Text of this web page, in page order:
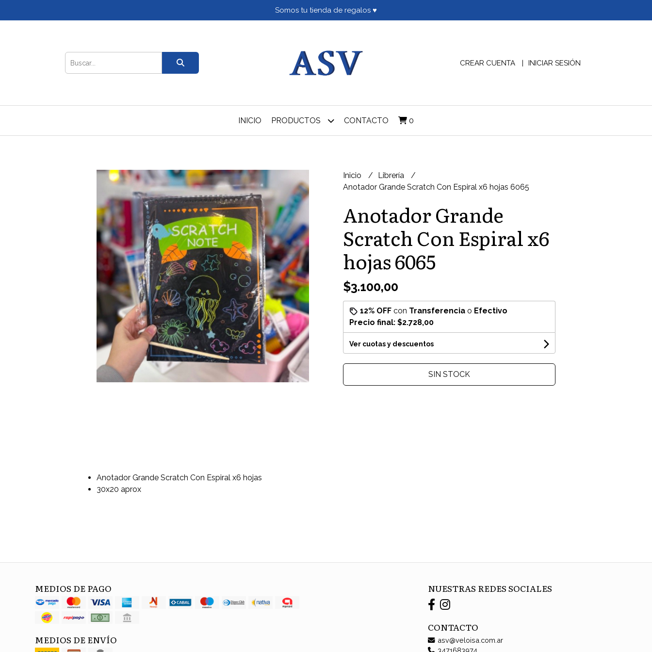
Somos tu tienda de regalos ♥
CREAR CUENTA INICIAR SESIÓN
INICIO PRODUCTOS CONTACTO 0
Anotador Grande Scratch Con Espiral x6 hojas
30x20 aprox
Inicio
Librería
Anotador Grande Scratch Con Espiral x6 hojas 6065
Anotador Grande
Scratch Con Espiral x6
hojas 6065
$3.100,00
12% OFF con Transferencia o Efectivo
Precio final: $2.728,00
Ver cuotas y descuentos
SIN STOCK
MEDIOS DE PAGO
MEDIOS DE ENVÍO
NUESTRAS REDES SOCIALES
CONTACTO
asv@veloisa.com.ar
3471683974